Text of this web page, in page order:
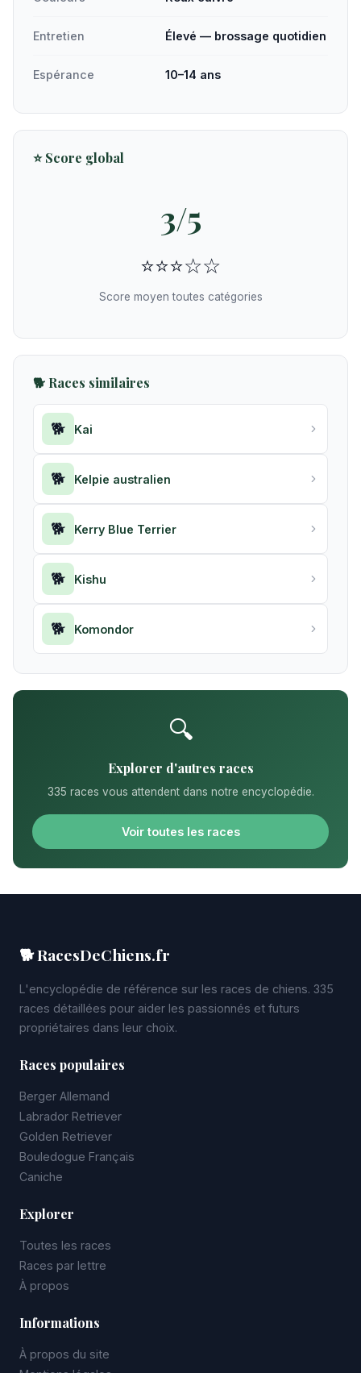
Entretien Élevé — brossage quotidien
Espérance 10–14 ans
⭐ Score global
3/5
⭐⭐⭐☆☆
Score moyen toutes catégories
🐕 Races similaires
🐕 Kai
🐕 Kelpie australien
🐕 Kerry Blue Terrier
🐕 Kishu
🐕 Komondor
🔍
Explorer d'autres races
335 races vous attendent dans notre encyclopédie.
Voir toutes les races
🐕 RacesDeChiens.fr
L'encyclopédie de référence sur les races de chiens. 335
races détaillées pour aider les passionnés et futurs
propriétaires dans leur choix.
Races populaires
Berger Allemand
Labrador Retriever
Golden Retriever
Bouledogue Français
Caniche
Explorer
Toutes les races
Races par lettre
À propos
Informations
À propos du site